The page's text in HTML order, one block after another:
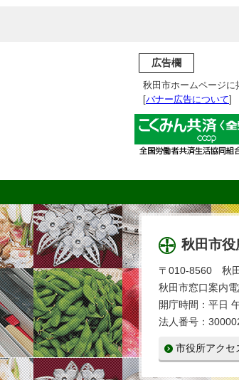
広告欄
秋田市ホームページに
[バナー広告について]
秋田市役
〒010-8560 秋
秋田市窓口案内
開庁時間：平日
法人番号：
市役所アクセ